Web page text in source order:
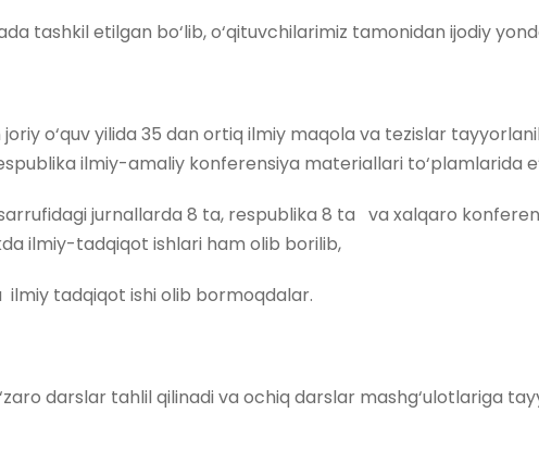
tashkil etilgan bo‘lib, o‘qituvchilarimiz tamonidan ijodiy
o‘quv yilida 35 dan ortiq ilmiy maqola va tezislar
ilmiy-amaliy konferensiya materiallari to‘plamlarida
jurnallarda 8 ta, respublika 8 ta va xalqaro
ilmiy-tadqiqot ishlari ham olib borilib,
tadqiqot ishi olib bormoqdalar.
darslar tahlil qilinadi va ochiq darslar mashg‘ulotlariga